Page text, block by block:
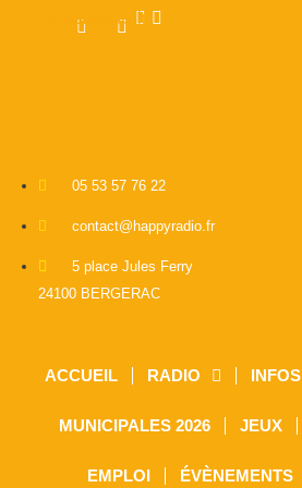
Facebook-
Instagram
Linkedin
05 53 57 76 22
contact@happyradio.fr
5 place Jules Ferry
24100 BERGERAC
ACCUEIL RADIO INFOS
MUNICIPALES 2026 JEUX
EMPLOI ÉVÈNEMENTS